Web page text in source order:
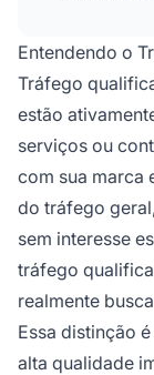
marketing
eficaz
seu
Entendendo o
Tráfego
estão
serviços ou
com sua marca
do tráfego
sem interesse
tráfego
realmente
Essa distinção
alta qualidade